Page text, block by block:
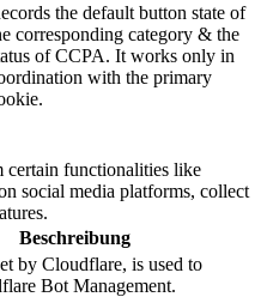
the default button state of
corresponding category & the
of CCPA. It works only in
with the primary
certain functionalities like
social media platforms, collect
Beschreibung
by Cloudflare, is used to
Bot Management.